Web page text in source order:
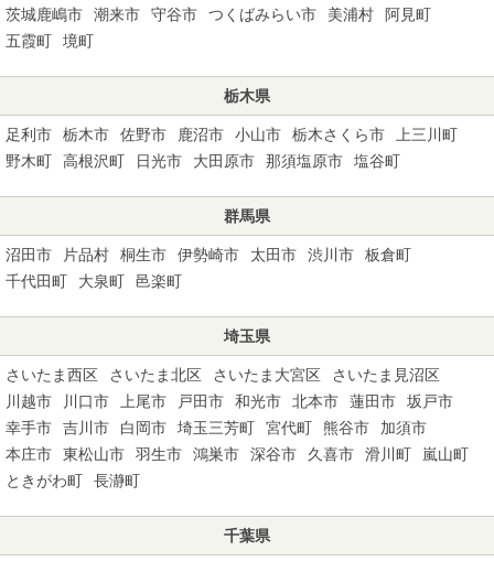
茨城鹿嶋市
潮来市 守谷市 つくばみらい市 美浦村
阿見町
五霞町
境町
栃木県
足利市 栃木市 佐野市 鹿沼市 小山市 栃木さくら市
上三川町
野木町
高根沢町 日光市 大田原市 那須塩原市 塩谷町
群馬県
沼田市 片品村 桐生市 伊勢崎市 太田市 渋川市
板倉町
千代田町
大泉町 邑楽町
埼玉県
さいたま西区 さいたま北区 さいたま大宮区
さいたま見沼区
川越市
川口市 上尾市 戸田市 和光市 北本市 蓮田市
坂戸市
幸手市
吉川市 白岡市 埼玉三芳町 宮代町 熊谷市
加須市
本庄市
東松山市 羽生市 鴻巣市 深谷市 久喜市 滑川町
嵐山町
ときがわ町
長瀞町
千葉県